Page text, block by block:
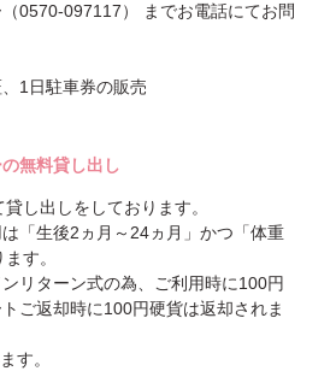
0570-097117） までお電話にてお問
1日駐車券の販売
無料貸し出し
し出しをしております。
「生後2ヵ月～24ヵ月」かつ「体重
す。
リターン式の為、ご利用時に100円
ご返却時に100円硬貨は返却されま
す。